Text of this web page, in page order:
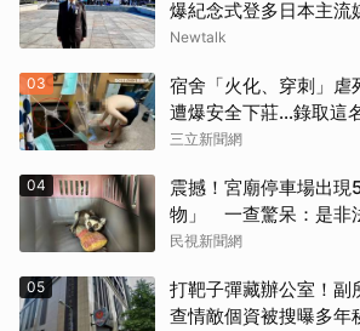
爆紀念式登多日本主流
Newtalk
03
宿舍「火化、穿刺」
遭爆安全下莊…錄取這
三立新聞網
04
震撼！宮廟停車場出現
物」 一查驚呆：是非
民視新聞網
05
打靶子彈藏辦公室！
查情敵個資被搜曝多年